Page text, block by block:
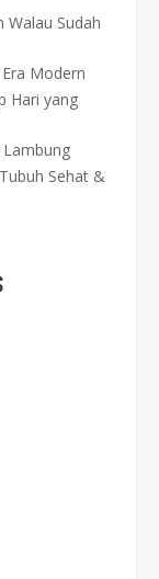
Walau Sudah
Modern
Hari yang
Sehat &